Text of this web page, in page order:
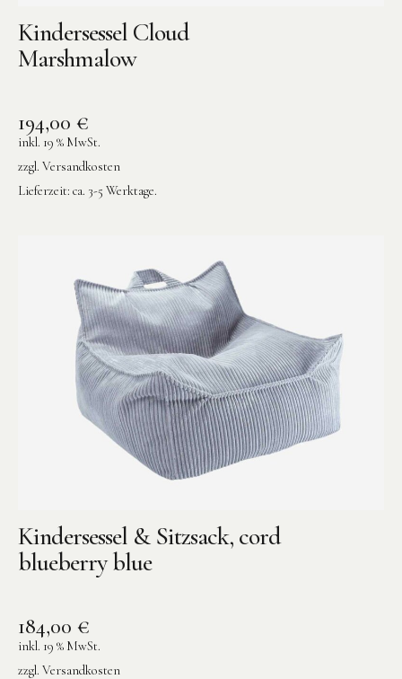
Kindersessel Cloud
Marshmalow
194,00 €
inkl. 19 % MwSt.
zzgl. Versandkosten
Lieferzeit: ca. 3-5 Werktage.
Kindersessel & Sitzsack, cord
blueberry blue
184,00 €
inkl. 19 % MwSt.
zzgl. Versandkosten